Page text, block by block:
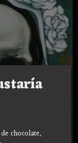
chocolate,